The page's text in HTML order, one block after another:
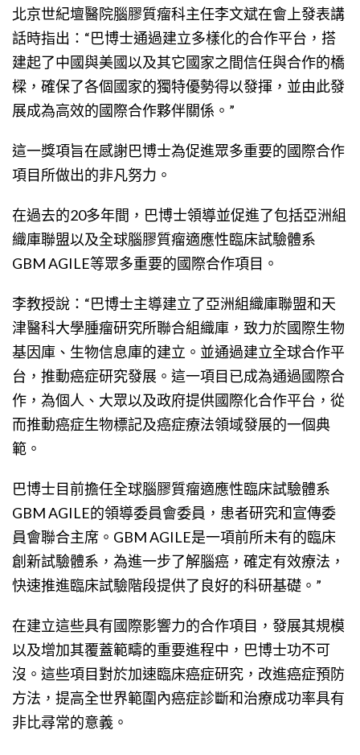
北京世紀壇醫院腦膠質瘤科主任李文斌在會上發表講
話時指出：“巴博士通過建立多樣化的合作平台，搭
建起了中國與美國以及其它國家之間信任與合作的橋
樑，確保了各個國家的獨特優勢得以發揮，並由此發
展成為高效的國際合作夥伴關係。”
這一獎項旨在感謝巴博士為促進眾多重要的國際合作
項目所做出的非凡努力。
在過去的20多年間，巴博士領導並促進了包括亞洲組
織庫聯盟以及全球腦膠質瘤適應性臨床試驗體系
GBM AGILE等眾多重要的國際合作項目。
李教授說：“巴博士主導建立了亞洲組織庫聯盟和天
津醫科大學腫瘤研究所聯合組織庫，致力於國際生物
基因庫、生物信息庫的建立。並通過建立全球合作平
台，推動癌症研究發展。這一項目已成為通過國際合
作，為個人、大眾以及政府提供國際化合作平台，從
而推動癌症生物標記及癌症療法領域發展的一個典
範。
巴博士目前擔任全球腦膠質瘤適應性臨床試驗體系
GBM AGILE的領導委員會委員，患者研究和宣傳委
員會聯合主席。GBM AGILE是一項前所未有的臨床
創新試驗體系，為進一步了解腦癌，確定有效療法，
快速推進臨床試驗階段提供了良好的科研基礎。”
在建立這些具有國際影響力的合作項目，發展其規模
以及增加其覆蓋範疇的重要進程中，巴博士功不可
沒。這些項目對於加速臨床癌症研究，改進癌症預防
方法，提高全世界範圍內癌症診斷和治療成功率具有
非比尋常的意義。